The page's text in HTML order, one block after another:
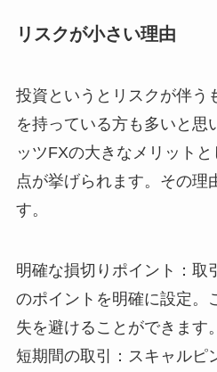
リスクが小さい理由
投資というとリスクが伴う
を持っている方も多いと思
ッツFXの大きなメリット
点が挙げられます。その理
す。
明確な損切りポイント：取
のポイントを明確に設定。
失を避けることができます。
短期間の取引：スキャルピ